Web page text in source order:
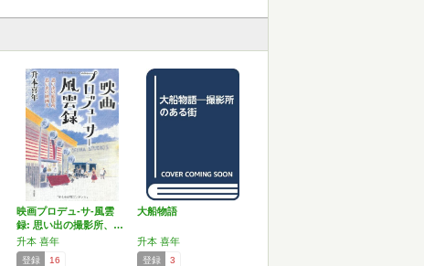
映画プロデュ-サ-風雲
録: 思い出の撮影所、…
升本 喜年
登録 16
大船物語
升本 喜年
登録 3